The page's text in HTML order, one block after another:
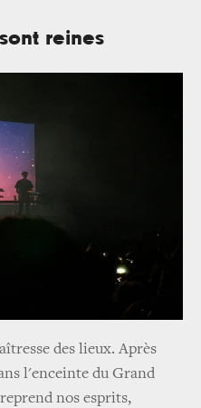
reines
des lieux. Après
l'enceinte du Grand
nos esprits,